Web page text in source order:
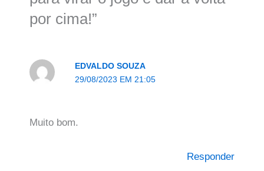
por cima!”
EDVALDO SOUZA
29/08/2023 EM 21:05
Muito bom.
Responder